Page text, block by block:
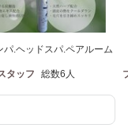
.ヘッドスパ.ペアルーム
タッフ 総数6人